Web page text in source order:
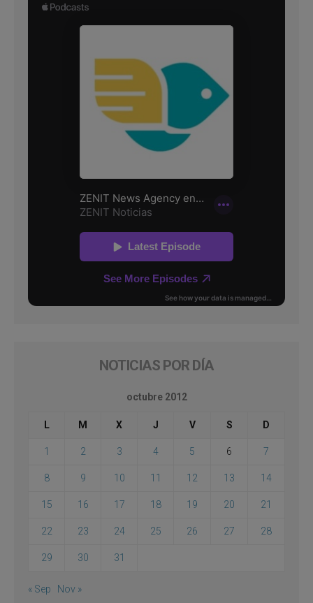
NOTICIAS POR DÍA
octubre 2012
L M X J V S D
1 2 3 4 5 6 7
8 9 10 11 12 13 14
15 16 17 18 19 20 21
22 23 24 25 26 27 28
29 30 31
« Sep Nov »